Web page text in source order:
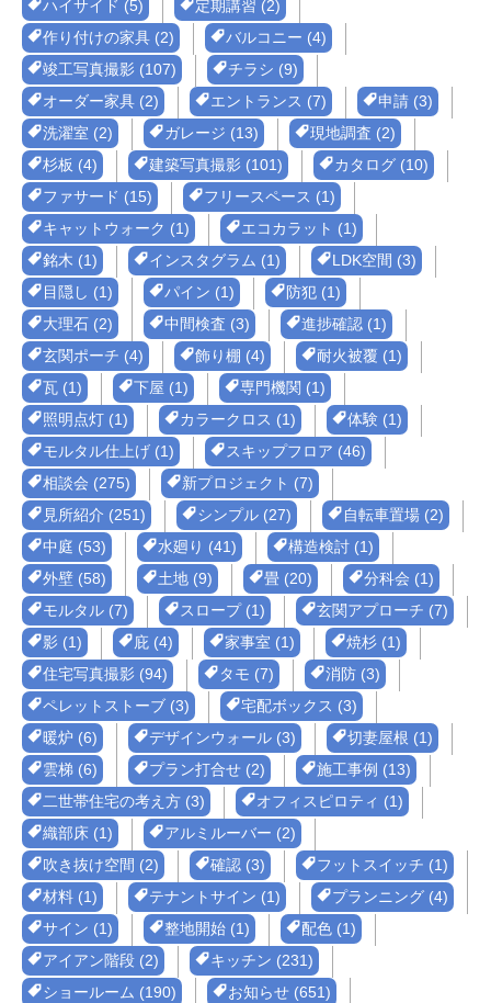
ハイサイド (5)
定期講習 (2)
作り付けの家具 (2)
バルコニー (4)
竣工写真撮影 (107)
チラシ (9)
オーダー家具 (2)
エントランス (7)
申請 (3)
洗濯室 (2)
ガレージ (13)
現地調査 (2)
杉板 (4)
建築写真撮影 (101)
カタログ (10)
ファサード (15)
フリースペース (1)
キャットウォーク (1)
エコカラット (1)
銘木 (1)
インスタグラム (1)
LDK空間 (3)
目隠し (1)
パイン (1)
防犯 (1)
大理石 (2)
中間検査 (3)
進捗確認 (1)
玄関ポーチ (4)
飾り棚 (4)
耐火被覆 (1)
瓦 (1)
下屋 (1)
専門機関 (1)
照明点灯 (1)
カラークロス (1)
体験 (1)
モルタル仕上げ (1)
スキップフロア (46)
相談会 (275)
新プロジェクト (7)
見所紹介 (251)
シンプル (27)
自転車置場 (2)
中庭 (53)
水廻り (41)
構造検討 (1)
外壁 (58)
土地 (9) 畳 (20)
分科会 (1)
モルタル (7)
スロープ (1)
玄関アプローチ (7)
影 (1)
庇 (4) 家事室 (1)
焼杉 (1)
住宅写真撮影 (94)
タモ (7)
消防 (3)
ペレットストーブ (3)
宅配ボックス (3)
暖炉 (6)
デザインウォール (3)
切妻屋根 (1)
雲梯 (6)
プラン打合せ (2)
施工事例 (13)
二世帯住宅の考え方 (3)
オフィスピロティ (1)
織部床 (1)
アルミルーバー (2)
吹き抜け空間 (2)
確認 (3)
フットスイッチ (1)
材料 (1)
テナントサイン (1)
プランニング (4)
サイン (1)
整地開始 (1)
配色 (1)
アイアン階段 (2)
キッチン (231)
ショールーム (190)
お知らせ (651)